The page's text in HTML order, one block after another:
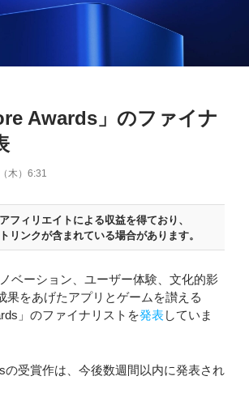
Awards」のファイナ
木）6:31
フィリエイトによる収益を得ており、
リンクが含まれている場合があります。
ベーション、ユーザー体験、文化的影
果をあげたアプリとゲームを讃える
」のファイナリストを発表していま
の受賞作は、今後数週間以内に発表され